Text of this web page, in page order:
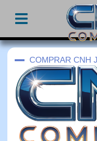
COMPRAR CNH